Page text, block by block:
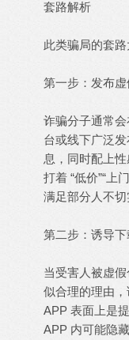
套路解析
此类骗局的套
第一步：发布
诈骗分子通常
台或线下广泛
息，同时配上
打着 “低价”“上
满足部分人不切
第二步：诱导
当受害人被虚
似合理的理由
APP 表面上是
APP 内可能隐